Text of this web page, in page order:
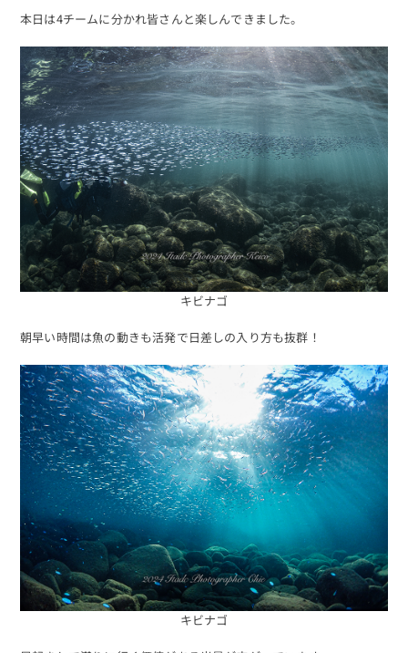
本日は4チームに分かれ皆さんと楽しんできました。
キビナゴ
朝早い時間は魚の動きも活発で日差しの入り方も抜群！
キビナゴ